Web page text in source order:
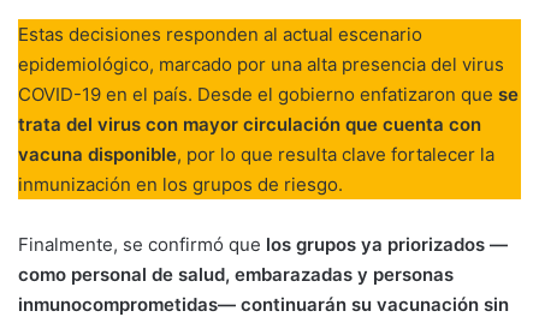
Estas decisiones responden al actual escenario
epidemiológico, marcado por una alta presencia del virus
COVID-19 en el país. Desde el gobierno enfatizaron que se
trata del virus con mayor circulación que cuenta con
vacuna disponible, por lo que resulta clave fortalecer la
inmunización en los grupos de riesgo.
Finalmente, se confirmó que los grupos ya priorizados —
como personal de salud, embarazadas y personas
inmunocomprometidas— continuarán su vacunación sin